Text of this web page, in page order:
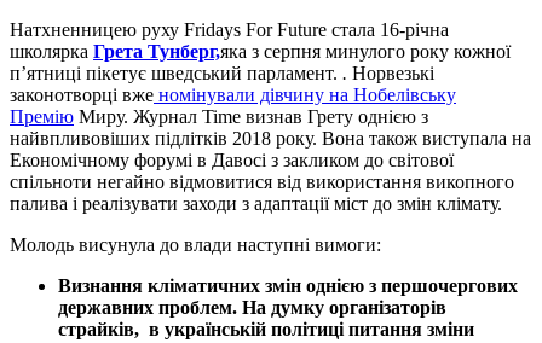
Натхненницею руху Fridays For Future стала 16-річна
школярка Грета Тунберг,яка з серпня минулого року кожної
п’ятниці пікетує шведський парламент. . Норвезькі
законотворці вже номінували дівчину на Нобелівську
Премію Миру. Журнал Time визнав Грету однією з
найвпливовіших підлітків 2018 року. Вона також виступала на
Економічному форумі в Давосі з закликом до світової
спільноти негайно відмовитися від використання викопного
палива і реалізувати заходи з адаптації міст до змін клімату.
Молодь висунула до влади наступні вимоги:
Визнання кліматичних змін однією з першочергових
державних проблем. На думку організаторів
страйків, в українській політиці питання зміни